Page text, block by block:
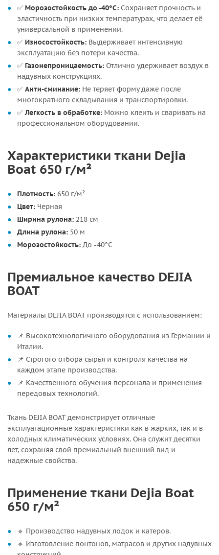
✅ Морозостойкость до -40°C: Сохраняет прочность и
эластичность при низких температурах, что делает её
универсальной в применении.
✅ Износостойкость: Выдерживает интенсивную
эксплуатацию без потери качества.
✅ Газонепроницаемость: Отлично удерживает воздух в
надувных конструкциях.
✅ Анти-сминание: Не теряет форму даже после
многократного складывания и транспортировки.
✅Легкость в обработке: Можно клеить и сваривать на
профессиональном оборудовании.
Характеристики ткани Dejia
Boat 650 г/м²
Плотность: 650 г/м²
Цвет: Черная
Ширина рулона: 218 см
Длина рулона: 50 м
Морозостойкость: До -40°C
Премиальное качество DEJIA
BOAT
Материалы DEJIA BOAT производятся с использованием:
📌 Высокотехнологичного оборудования из Германии и
Италии.
📌 Строгого отбора сырья и контроля качества на
каждом этапе производства.
📌 Качественного обучения персонала и применения
передовых технологий.
Ткань DEJIA BOAT демонстрирует отличные
эксплуатационные характеристики как в жарких, так и в
холодных климатических условиях. Она служит десятки
лет, сохраняя свой премиальный внешний вид и
надежные свойства.
Применение ткани Dejia Boat
650 г/м²
🔹 Производство надувных лодок и катеров.
🔹 Изготовление понтонов, матрасов и других надувных